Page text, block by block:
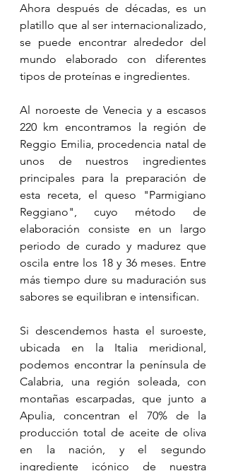
Ahora después de décadas, es un
platillo que al ser internacionalizado,
se puede encontrar alrededor del
mundo elaborado con diferentes
tipos de proteínas e ingredientes.
Al noroeste de Venecia y a escasos
220 km encontramos la región de
Reggio Emilia, procedencia natal de
unos de nuestros ingredientes
principales para la preparación de
esta receta, el queso "Parmigiano
Reggiano", cuyo método de
elaboración consiste en un largo
periodo de curado y madurez que
oscila entre los 18 y 36 meses. Entre
más tiempo dure su maduración sus
sabores se equilibran e intensifican.
Si descendemos hasta el suroeste,
ubicada en la Italia meridional,
podemos encontrar la península de
Calabria, una región soleada, con
montañas escarpadas, que junto a
Apulia, concentran el 70% de la
producción total de aceite de oliva
en la nación, y el segundo
ingrediente icónico de nuestra